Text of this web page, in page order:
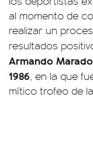
al momento de
realizar un
resultados
Armando
1986, en la que
mítico trofeo de la